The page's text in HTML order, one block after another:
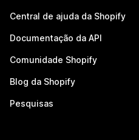
Central de ajuda da Shopify
Documentação da API
Comunidade Shopify
Blog da Shopify
Pesquisas